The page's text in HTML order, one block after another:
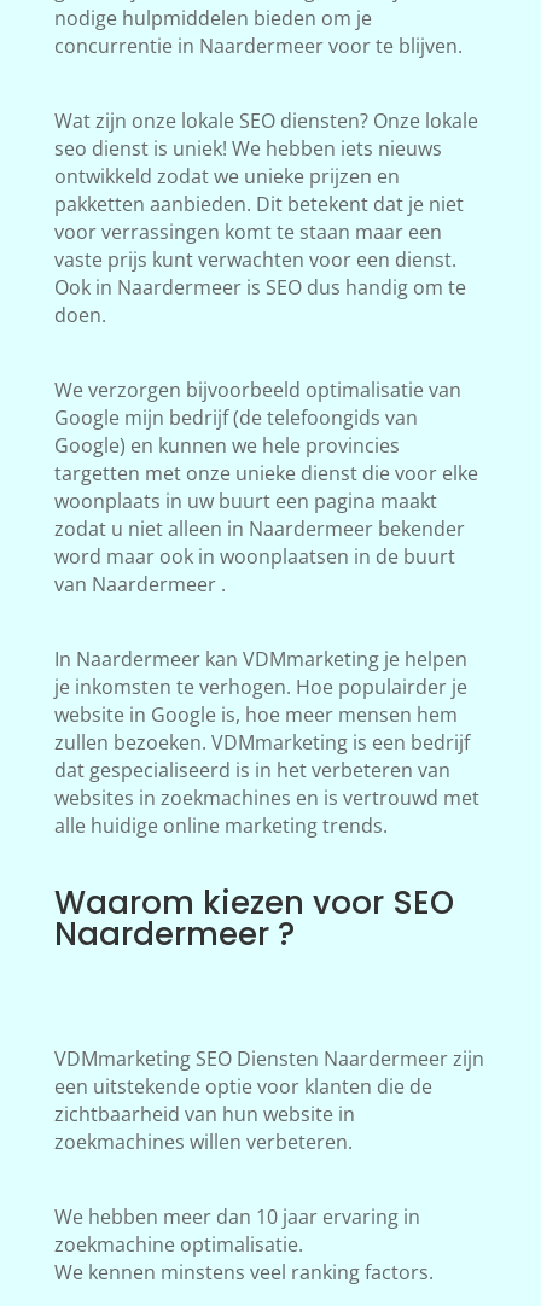
nodige hulpmiddelen bieden om je
concurrentie in Naardermeer voor te blijven.
Wat zijn onze lokale SEO diensten? Onze lokale
seo dienst is uniek! We hebben iets nieuws
ontwikkeld zodat we unieke prijzen en
pakketten aanbieden. Dit betekent dat je niet
voor verrassingen komt te staan maar een
vaste prijs kunt verwachten voor een dienst.
Ook in Naardermeer is SEO dus handig om te
doen.
We verzorgen bijvoorbeeld optimalisatie van
Google mijn bedrijf (de telefoongids van
Google) en kunnen we hele provincies
targetten met onze unieke dienst die voor elke
woonplaats in uw buurt een pagina maakt
zodat u niet alleen in Naardermeer bekender
word maar ook in woonplaatsen in de buurt
van Naardermeer .
In Naardermeer kan VDMmarketing je helpen
je inkomsten te verhogen. Hoe populairder je
website in Google is, hoe meer mensen hem
zullen bezoeken. VDMmarketing is een bedrijf
dat gespecialiseerd is in het verbeteren van
websites in zoekmachines en is vertrouwd met
alle huidige online marketing trends.
Waarom kiezen voor SEO
Naardermeer ?
VDMmarketing SEO Diensten Naardermeer zijn
een uitstekende optie voor klanten die de
zichtbaarheid van hun website in
zoekmachines willen verbeteren.
We hebben meer dan 10 jaar ervaring in
zoekmachine optimalisatie.
We kennen minstens veel ranking factors.